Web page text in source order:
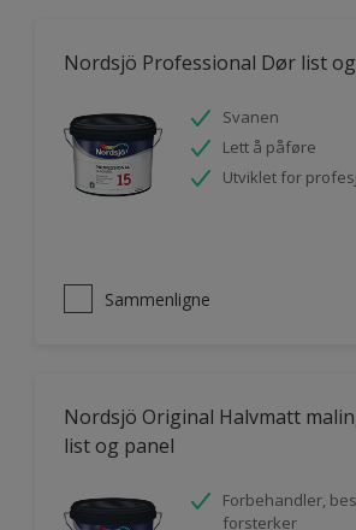
Nordsjö Professional Dør list
Svanen
Lett å påføre
Utviklet for
Sammenligne
Nordsjö Original Halvmatt
list og panel
Forbehandler,
forsterker